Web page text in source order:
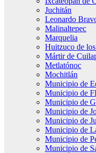
Juchitán
Leonardo
Malinaltepec
Marquelia
Huitzuco de
Mártir de
Metlatónoc
Mochitlán
Municipio de
Municipio de
Municipio de
Municipio de
Municipio de
Municipio de
Municipio de
Municipio de